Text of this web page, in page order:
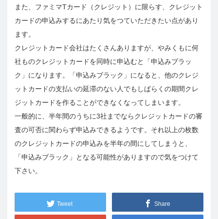
また、ファミマTカード（クレジット）に限らす、クレジット
カードの申込みするにあたり気をつていただきたい点があり
ます。
クレジットカード会社はたくさんありますが、やみくもに何
社ものクレジットカードを同時に申込むと「申込みブラッ
ク」になります。「申込みブラック」になると、他のクレジ
ットカードの支払いの延滞のない人でもしばらくの期間クレ
ジットカードを作ることができなくなってしまいます。
一般的に、半年間のうちに3社までならクレジットカードの審
査の可否に関わらず申込みできるようです。それ以上の枚数
のクレジットカードの申込みを半年の間にしてしまうと、
「申込みブラック」となる可能性がありますので気をつけて
下さい。
Tweet Share